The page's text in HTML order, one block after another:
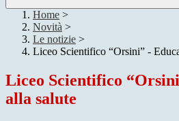
Home >
Novità >
Le notizie >
Liceo Scientifico “Orsini” -
Liceo Scientifico
alla salute